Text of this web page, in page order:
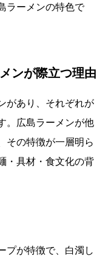
ラーメンの特色で
ンが際立つ理由
があり、それぞれが
。広島ラーメンが他
その特徴が一層明ら
・具材・食文化の背
プが特徴で、白濁し